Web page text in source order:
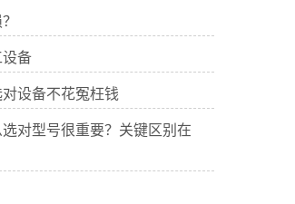
备
设备不花冤枉钱
对型号很重要？关键区别在